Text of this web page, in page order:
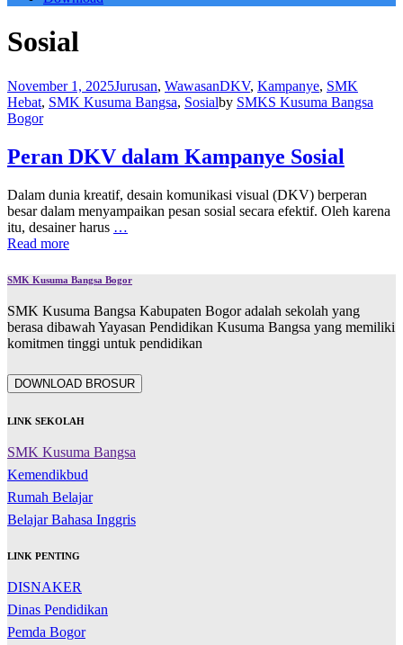
Sosial
November 1, 2025Jurusan, WawasanDKV, Kampanye, SMK
Hebat, SMK Kusuma Bangsa, Sosialby SMKS Kusuma Bangsa
Bogor
Peran DKV dalam Kampanye Sosial
Dalam dunia kreatif, desain komunikasi visual (DKV) berperan
besar dalam menyampaikan pesan sosial secara efektif. Oleh karena
itu, desainer harus …
Read more
SMK Kusuma Bangsa Bogor
SMK Kusuma Bangsa Kabupaten Bogor adalah sekolah yang
berasa dibawah Yayasan Pendidikan Kusuma Bangsa yang memiliki
komitmen tinggi untuk pendidikan
DOWNLOAD BROSUR
LINK SEKOLAH
SMK Kusuma Bangsa
Kemendikbud
Rumah Belajar
Belajar Bahasa Inggris
LINK PENTING
DISNAKER
Dinas Pendidikan
Pemda Bogor